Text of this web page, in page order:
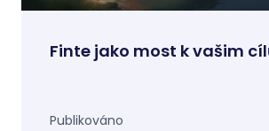
Finte jako most k vašim
Publikováno